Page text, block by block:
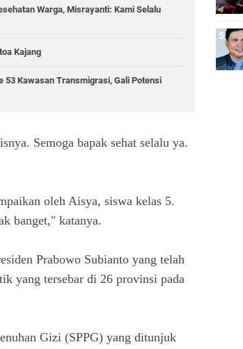
Warga, Misrayanti: Kami Selalu
Kajang
53 Kawasan Transmigrasi, Gali Potensi
Semoga bapak sehat selalu ya.
oleh Aisya, siswa kelas 5.
banget," katanya.
Prabowo Subianto yang telah
yang tersebar di 26 provinsi pada
Gizi (SPPG) yang ditunjuk